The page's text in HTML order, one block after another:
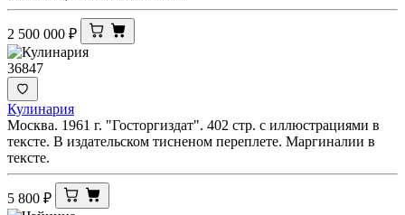
2 500 000 ₽
36847
Кулинария
Москва. 1961 г. "Госторгиздат". 402 стр. с иллюстрациями в
тексте. В издательском тисненом переплете. Маргиналии в
тексте.
5 800 ₽